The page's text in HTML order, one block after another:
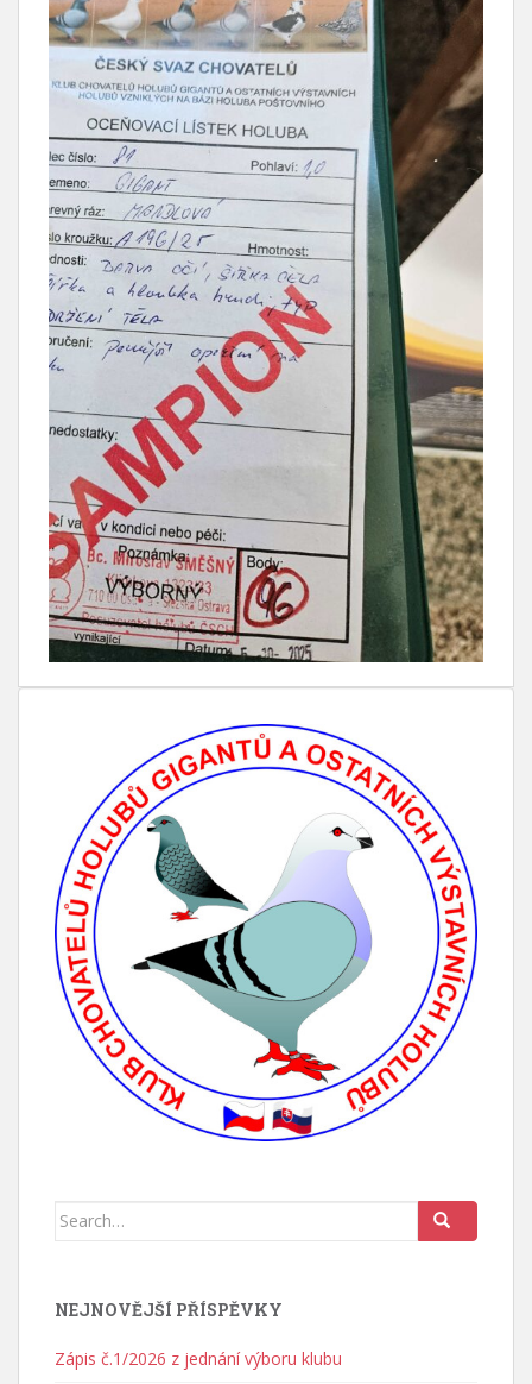
Search for:
NEJNOVĚJŠÍ PŘÍSPĚVKY
Zápis č.1/2026 z jednání výboru klubu